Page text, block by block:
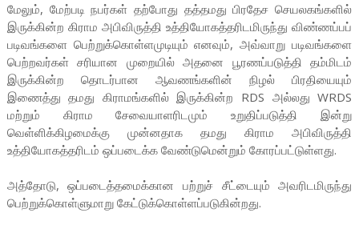
மேலும், மேற்படி நபர்கள் தற்போது தத்தமது பிரதேச செயலகங்களில்
இருக்கின்ற கிராம அபிவிருத்தி உத்தியோகத்தரிடமிருந்து விண்ணப்பப்
படிவங்களை பெற்றுக்கொள்ளமுடியும் எனவும், அவ்வாறு படிவங்களை
பெற்றவர்கள் சரியான முறையில் அதனை பூரணப்படுத்தி தம்மிடம்
இருக்கின்ற தொடர்பான ஆவணங்களின் நிழல் பிரதியையும்
இணைத்து தமது கிராமங்களில் இருக்கின்ற RDS அல்லது WRDS
மற்றும் கிராம சேவையாளரிடமும் உறுதிப்படுத்தி இன்று
வெள்ளிக்கிழமைக்கு முன்னதாக தமது கிராம அபிவிருத்தி
உத்தியோகத்தரிடம் ஒப்படைக்க வேண்டுமென்றும் கோரப்பட்டுள்ளது.
அத்தோடு, ஒப்படைத்தமைக்கான பற்றுச் சீட்டையும் அவரிடமிருந்து
பெற்றுக்கொள்ளுமாறு கேட்டுக்கொள்ளப்படுகின்றது.